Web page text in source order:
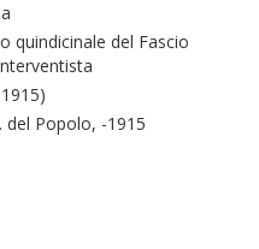
quindicinale del Fascio
del Popolo, -1915